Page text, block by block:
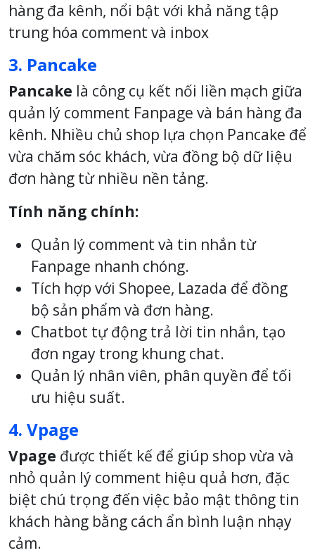
hàng đa kênh, nổi bật với khả năng tập
trung hóa comment và inbox
3. Pancake
Pancake là công cụ kết nối liền mạch giữa
quản lý comment Fanpage và bán hàng đa
kênh. Nhiều chủ shop lựa chọn Pancake để
vừa chăm sóc khách, vừa đồng bộ dữ liệu
đơn hàng từ nhiều nền tảng.
Tính năng chính:
Quản lý comment và tin nhắn từ
Fanpage nhanh chóng.
Tích hợp với Shopee, Lazada để đồng
bộ sản phẩm và đơn hàng.
Chatbot tự động trả lời tin nhắn, tạo
đơn ngay trong khung chat.
Quản lý nhân viên, phân quyền để tối
ưu hiệu suất.
4. Vpage
Vpage được thiết kế để giúp shop vừa và
nhỏ quản lý comment hiệu quả hơn, đặc
biệt chú trọng đến việc bảo mật thông tin
khách hàng bằng cách ẩn bình luận nhạy
cảm.